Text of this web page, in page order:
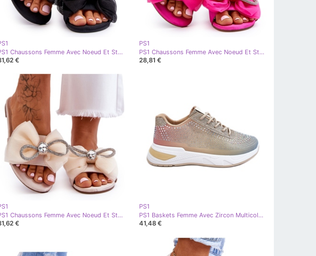
PS1 Chaussons Femme Avec Noeud Et Strass Noir Jolene
€
PS1
PS1 Chaussons Femme Avec Noeud Et Strass Fuchsia Jolene rose
28,81 €
PS1 Chaussons Femme Avec Noeud Et Strass Beige Jolene
€
PS1
PS1 Baskets Femme Avec Zircon Multicolore Raiden
41,48 €